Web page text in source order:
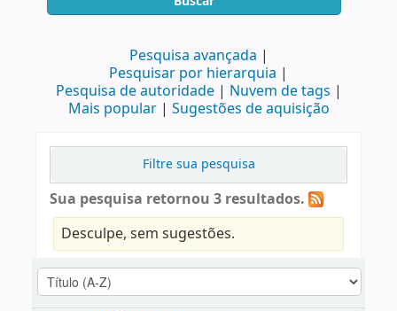
Pesquisa avançada
Pesquisar por hierarquia
Pesquisa de autoridade
Nuvem de tags
Mais popular
Sugestões de aquisição
Filtre sua pesquisa
Sua pesquisa retornou 3 resultados.
Desculpe, sem sugestões.